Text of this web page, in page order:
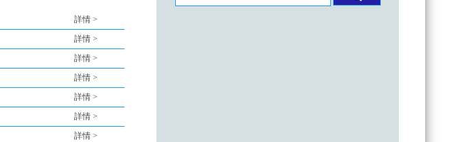
詳情 >
詳情 >
詳情 >
詳情 >
詳情 >
詳情 >
詳情 >